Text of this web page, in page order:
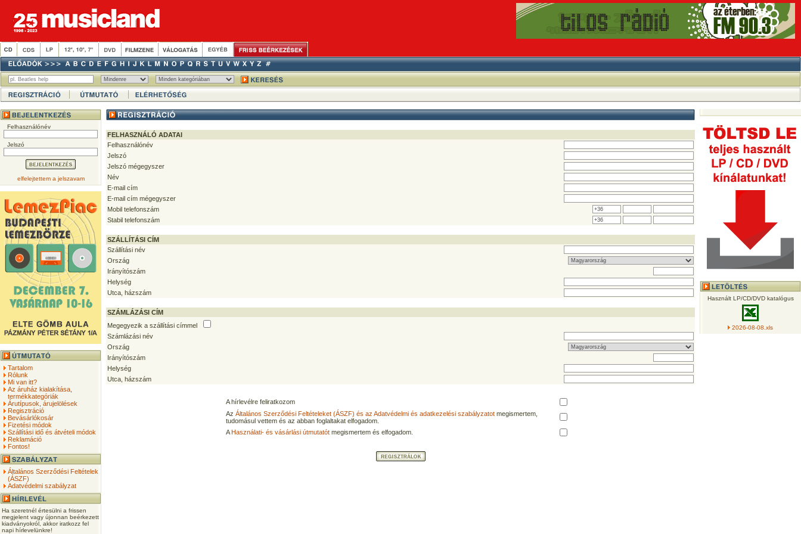
Felhasználónév
Jelszó
elfelejtettem a jelszavam
Tartalom
Rólunk
Mi van itt?
Az áruház kialakítása,
termékkategóriák
Árutípusok, árujelölések
Regisztráció
Bevásárlókosár
Fizetési módok
Szállítási idő és átvételi módok
Reklamáció
Fontos!
Általános Szerződési Feltételek
(ÁSZF)
Adatvédelmi szabályzat
Ha szeretnél értesülni a frissen
megjelent vagy újonnan beérkezett
kiadványokról, akkor iratkozz fel
napi hírlevelünkre!
FELHASZNÁLÓ ADATAI
Felhasználónév
Jelszó
Jelszó mégegyszer
Név
E-mail cím
E-mail cím mégegyszer
Mobil telefonszám
Stabil telefonszám
SZÁLLÍTÁSI CÍM
Szállítási név
Ország
Irányítószám
Helység
Utca, házszám
SZÁMLÁZÁSI CÍM
Megegyezik a szállítási címmel
Számlázási név
Ország
Irányítószám
Helység
Utca, házszám
A hírlevélre feliratkozom
Az Általános Szerződési Feltételeket (ÁSZF) és az Adatvédelmi és adatkezelési szabályzatot megismertem,
tudomásul vettem és az abban foglaltakat elfogadom.
AHasználati- és vásárlási útmutatót megismertem és elfogadom.
Használt LP/CD/DVD katalógus
2026-08-08.xls